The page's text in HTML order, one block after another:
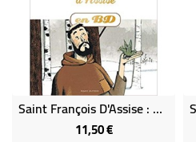
Saint François D'Assise : Chercheurs De Dieu (BD)
11,50 €Prix